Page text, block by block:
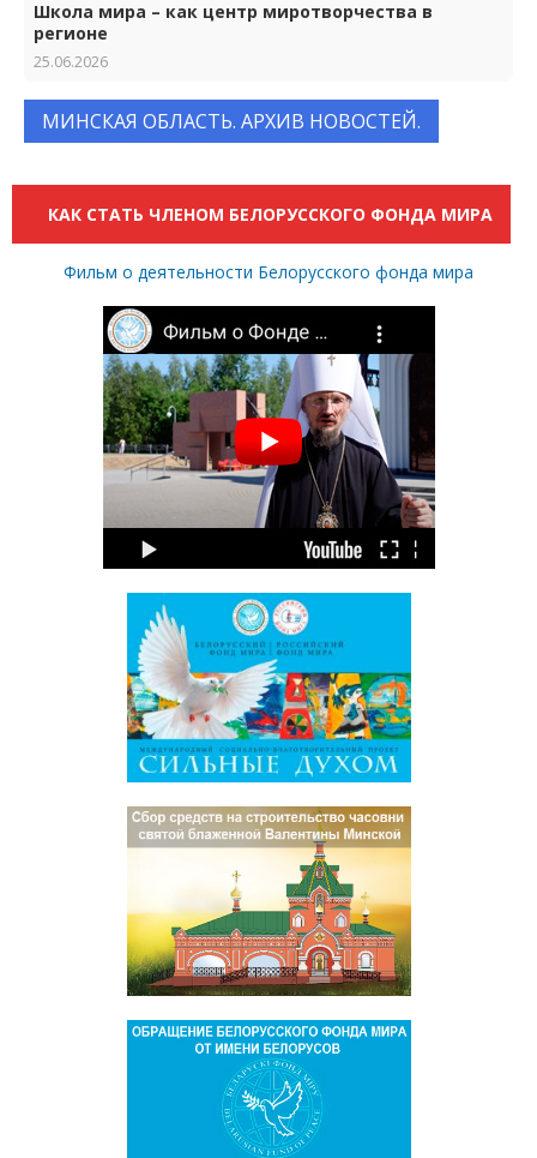
Школа мира – как центр миротворчества в
регионе
25.06.2026
МИНСКАЯ ОБЛАСТЬ. АРХИВ НОВОСТЕЙ.
КАК СТАТЬ ЧЛЕНОМ БЕЛОРУССКОГО ФОНДА МИРА
Фильм о деятельности Белорусского фонда мира